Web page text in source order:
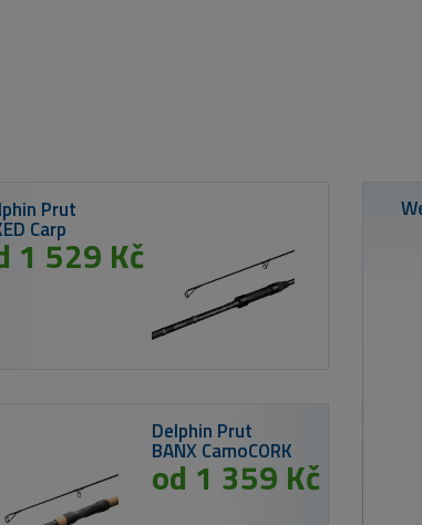
849 Kč
MIKBAITS Corn Chips boilie 2,5g - Tygří
ořech 20mm